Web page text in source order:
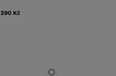
390 Kč